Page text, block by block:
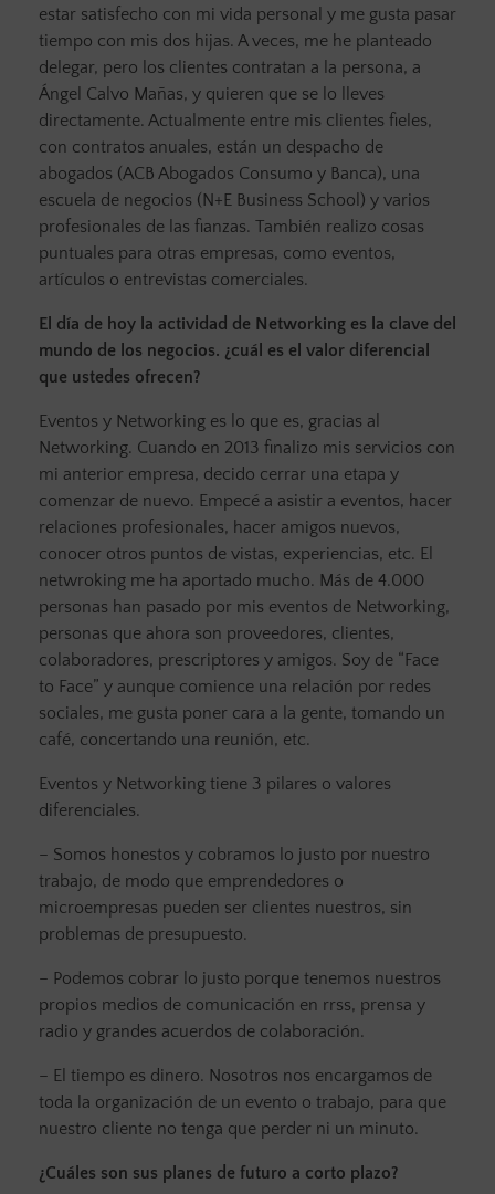
estar satisfecho con mi vida personal y me gusta pasar
tiempo con mis dos hijas. A veces, me he planteado
delegar, pero los clientes contratan a la persona, a
Ángel Calvo Mañas, y quieren que se lo lleves
directamente. Actualmente entre mis clientes fieles,
con contratos anuales, están un despacho de
abogados (ACB Abogados Consumo y Banca), una
escuela de negocios (N+E Business School) y varios
profesionales de las fianzas. También realizo cosas
puntuales para otras empresas, como eventos,
artículos o entrevistas comerciales.
El día de hoy la actividad de Networking es la clave del
mundo de los negocios. ¿cuál es el valor diferencial
que ustedes ofrecen?
Eventos y Networking es lo que es, gracias al
Networking. Cuando en 2013 finalizo mis servicios con
mi anterior empresa, decido cerrar una etapa y
comenzar de nuevo. Empecé a asistir a eventos, hacer
relaciones profesionales, hacer amigos nuevos,
conocer otros puntos de vistas, experiencias, etc. El
netwroking me ha aportado mucho. Más de 4.000
personas han pasado por mis eventos de Networking,
personas que ahora son proveedores, clientes,
colaboradores, prescriptores y amigos. Soy de “Face
to Face” y aunque comience una relación por redes
sociales, me gusta poner cara a la gente, tomando un
café, concertando una reunión, etc.
Eventos y Networking tiene 3 pilares o valores
diferenciales.
– Somos honestos y cobramos lo justo por nuestro
trabajo, de modo que emprendedores o
microempresas pueden ser clientes nuestros, sin
problemas de presupuesto.
– Podemos cobrar lo justo porque tenemos nuestros
propios medios de comunicación en rrss, prensa y
radio y grandes acuerdos de colaboración.
– El tiempo es dinero. Nosotros nos encargamos de
toda la organización de un evento o trabajo, para que
nuestro cliente no tenga que perder ni un minuto.
¿Cuáles son sus planes de futuro a corto plazo?